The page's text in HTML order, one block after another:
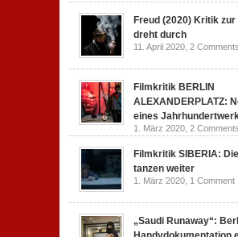
Freud (2020) Kritik zur
dreht durch
11. April 2020, 2 Comments
Filmkritik BERLIN
ALEXANDERPLATZ:
eines
1. März 2020, 2 Comments
Filmkritik SIBERIA:
tanzen weiter
1. März 2020, 1 Comment
„Saudi Runaway“: